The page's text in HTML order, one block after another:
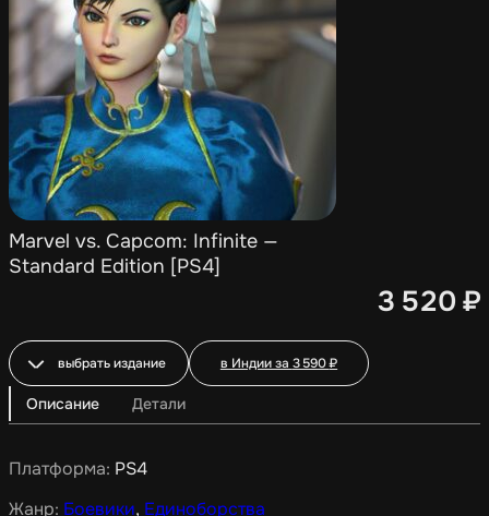
Marvel vs. Capcom: Infinite —
Standard Edition [PS4]
3 520 ₽
выбрать издание в Индии за 3 590₽
Описание Детали
Платформа: PS4
Жанр: Боевики, Единоборства